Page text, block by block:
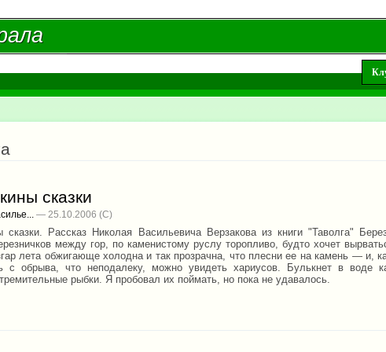
сказки
— 25.10.2006
сказки. Рассказ Николая Васильевича Верзакова из книги "Таволга"
между гор, по каменистому руслу торопливо, будто хочет
лета обжигающе холодна и так прозрачна, что плесни ее на камень — и,
с обрыва, что неподалеку, можно увидеть хариусов. Булькнет в воде
рыбки. Я пробовал их поймать, но пока не удавалось.